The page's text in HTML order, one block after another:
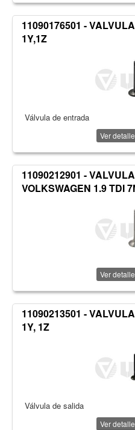
11090176501 -
1Y,1Z
Válvula de entrada
Ver
11090212901 -
VOLKSWAGEN 1.9 TDI
Ver
11090213501 -
1Y, 1Z
Válvula de salida
Ver